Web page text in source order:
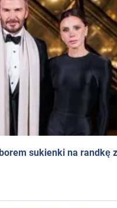
sukienki na randkę